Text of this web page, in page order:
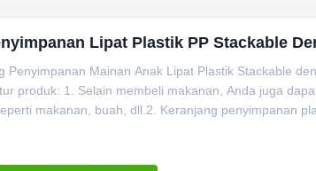
Lipat Plastik PP Stackable
Penyimpanan Mainan Anak Lipat Plastik Stackable
produk: 1. Selain membeli makanan, Anda juga
makanan, buah, dll.2. Keranjang penyimpanan